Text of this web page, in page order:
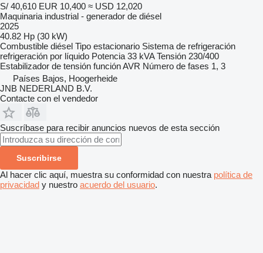
S/ 40,610 EUR 10,400 ≈ USD 12,020
Maquinaria industrial - generador de diésel
2025
40.82 Hp (30 kW)
Combustible diésel Tipo estacionario Sistema de refrigeración
refrigeración por líquido Potencia 33 kVA Tensión 230/400
Estabilizador de tensión función AVR Número de fases 1, 3
Países Bajos, Hoogerheide
JNB NEDERLAND B.V.
Contacte con el vendedor
Suscríbase para recibir anuncios nuevos de esta sección
Suscribirse
Al hacer clic aquí, muestra su conformidad con nuestra política de
privacidad y nuestro acuerdo del usuario.